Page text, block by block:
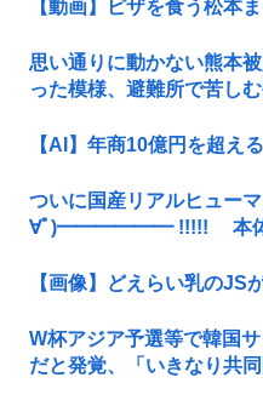
【動画】ピザを食う松本
思い通りに動かない熊本
った模様、避難所で苦し
【AI】年商10億円を超え
ついに国産リアルヒュ
∀ﾟ)━━━━━━ !!!!! 本体
【画像】どえらい乳のJS
W杯アジア予選等で韓国
だと発覚、「いきなり共